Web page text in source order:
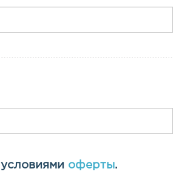
оферты.